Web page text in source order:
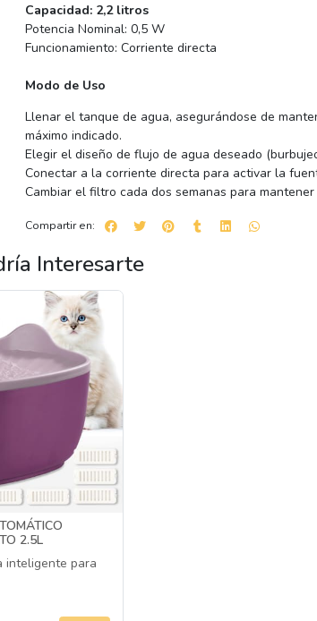
Capacidad: 2,2 litros
Potencia Nominal: 0,5 W
Funcionamiento: Corriente directa
Modo de Uso
Llenar el tanque de agua, asegurándose de
máximo indicado.
Elegir el diseño de flujo de agua deseado
Conectar a la corriente directa para activar la
Cambiar el filtro cada dos semanas para
Compartir en:
Interesarte
2.5L
inteligente para